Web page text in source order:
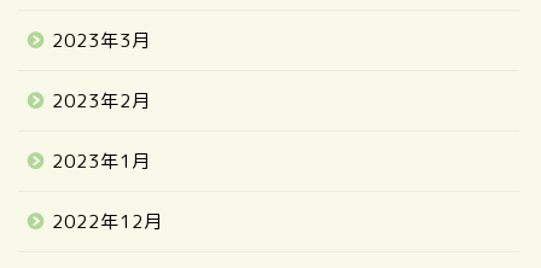
2023年3月
2023年2月
2023年1月
2022年12月